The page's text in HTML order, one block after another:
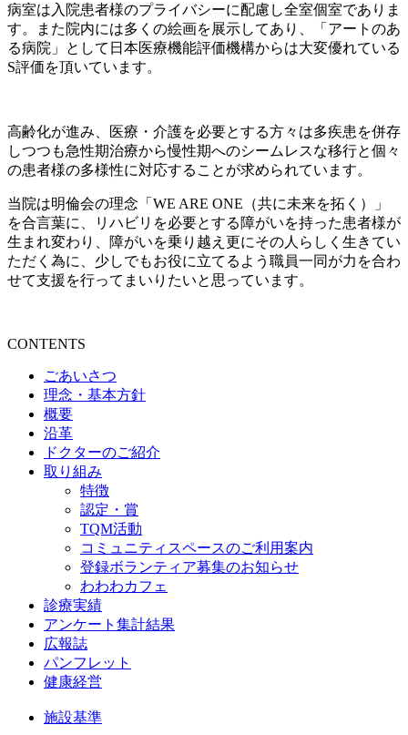
病室は入院患者様のプライバシーに配慮し全室個室でありま
す。また院内には多くの絵画を展示してあり、「アートのあ
る病院」として日本医療機能評価機構からは大変優れている
S評価を頂いています。
高齢化が進み、医療・介護を必要とする方々は多疾患を併存
しつつも急性期治療から慢性期へのシームレスな移行と個々
の患者様の多様性に対応することが求められています。
当院は明倫会の理念「 WE ARE ONE （共に未来を拓く）」
を合言葉に、リハビリを必要とする障がいを持った患者様が
生まれ変わり、障がいを乗り越え更にその人らしく生きてい
ただく為に、少しでもお役に立てるよう職員一同が力を合わ
せて支援を行ってまいりたいと思っています。
CONTENTS
ごあいさつ
理念・基本方針
概要
沿革
ドクターのご紹介
取り組み
特徴
認定・賞
TQM活動
コミュニティスペースのご利用案内
登録ボランティア募集のお知らせ
わわわカフェ
診療実績
アンケート集計結果
広報誌
パンフレット
健康経営
施設基準